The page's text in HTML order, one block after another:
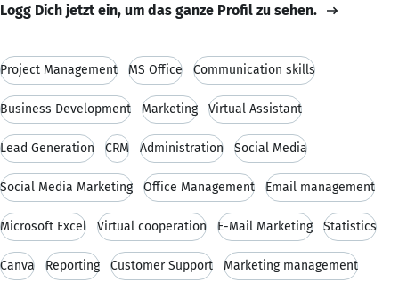
Logg Dich jetzt ein, um das ganze Profil zu sehen.
Project Management MS Office Communication skills
Business Development Marketing Virtual Assistant
Lead Generation CRM Administration Social Media
Social Media Marketing Office Management Email management
Microsoft Excel Virtual cooperation E-Mail Marketing Statistics
Canva Reporting Customer Support Marketing management